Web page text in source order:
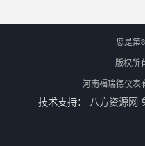
您是第
版权所
河南福瑞德仪表
技术支持： 八方资源网